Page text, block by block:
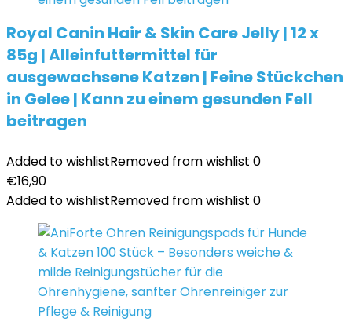
Royal Canin Hair & Skin Care Jelly | 12 x
85g | Alleinfuttermittel für
ausgewachsene Katzen | Feine Stückchen
in Gelee | Kann zu einem gesunden Fell
beitragen
Added to wishlistRemoved from wishlist 0
€16,90
Added to wishlistRemoved from wishlist 0